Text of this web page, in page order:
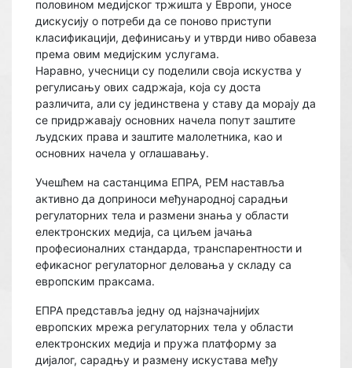
половином медијског тржишта у Европи, уносе
дискусију о потреби да се поново приступи
класификацији, дефинисању и утврди ниво обавеза
према овим медијским услугама.
Наравно, учесници су поделили своја искуства у
регулисању ових садржаја, која су доста
различита, али су јединствена у ставу да морају да
се придржавају основних начела попут заштите
људских права и заштите малолетника, као и
основних начела у оглашавању.
Учешћем на састанцима ЕПРА, РЕМ наставља
активно да доприноси међународној сарадњи
регулаторних тела и размени знања у области
електронских медија, са циљем јачања
професионалних стандарда, транспарентности и
ефикасног регулаторног деловања у складу са
европским праксама.
ЕПРА представља једну од најзначајнијих
европских мрежа регулаторних тела у области
електронских медија и пружа платформу за
дијалог, сарадњу и размену искустава међу